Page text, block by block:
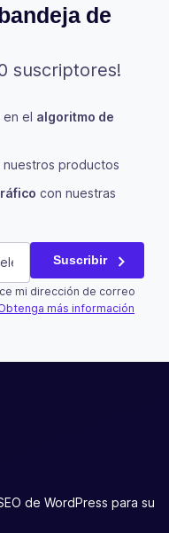
de
suscriptores!
en el algoritmo de
nuestros productos
con nuestras
y debe quedar
Suscribir
mi dirección de correo
más información
de WordPress para su